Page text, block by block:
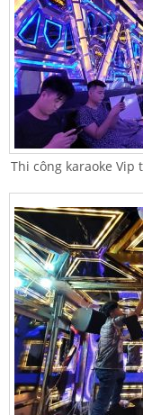
Thi công karaoke Vip